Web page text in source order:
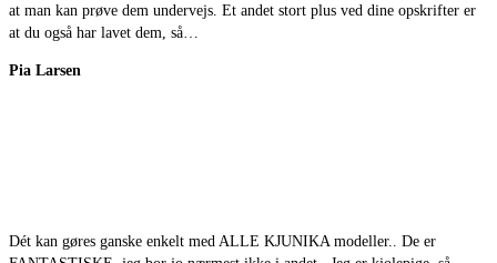
at man kan prøve dem undervejs. Et andet stort plus ved dine opskrifter er
at du også har lavet dem, så…
Pia Larsen
Dét kan gøres ganske enkelt med ALLE KJUNIKA modeller.. De er